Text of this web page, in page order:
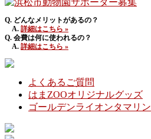
Q. どんなメリットがあるの？
A. 詳細はこちら »
Q. 会費は何に使われるの？
A. 詳細はこちら »
よくあるご質問
はまZOOオリジナルグッズ
ゴールデンライオンタマリン